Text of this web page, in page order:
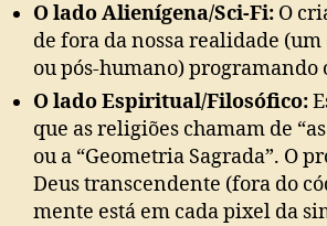
O lado Alienígena/Sci-Fi: O
de fora da nossa realidade
ou pós-humano) programando
O lado Espiritual/Filosófico:
que as religiões chamam de
ou a “Geometria Sagrada”. O
Deus transcendente (fora do
mente está em cada pixel da